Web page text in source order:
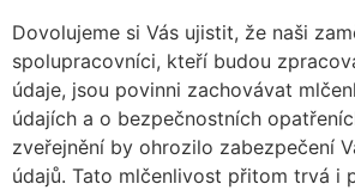
Dovolujeme si Vás ujistit, že naši
spolupracovníci, kteří budou
údaje, jsou povinni zachovávat
údajích a o bezpečnostních
zveřejnění by ohrozilo zabezpečení
údajů. Tato mlčenlivost přitom trvá i